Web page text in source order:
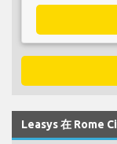
Leasys 在 Rome